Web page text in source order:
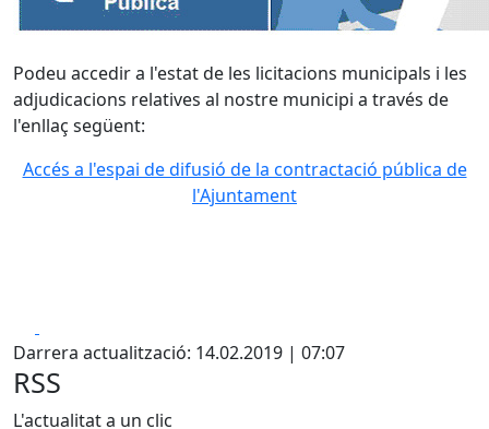
Podeu accedir a l'estat de les licitacions municipals i les
adjudicacions relatives al nostre municipi a través de
l'enllaç següent:
Accés a l'espai de difusió de la contractació pública de
l'Ajuntament
Darrera actualització: 14.02.2019 | 07:07
RSS
L'actualitat a un clic